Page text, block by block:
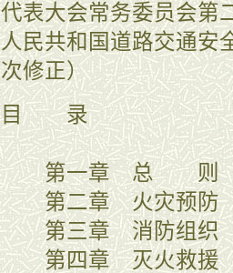
代表大会常务委员会第
人民共和国道路交通安
次修正）
目 录
第一章 总 则
第二章 火灾预防
第三章 消防组织
第四章 灭火救援